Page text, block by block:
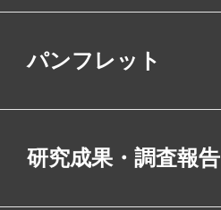
パンフレット
研究成果・調査報告